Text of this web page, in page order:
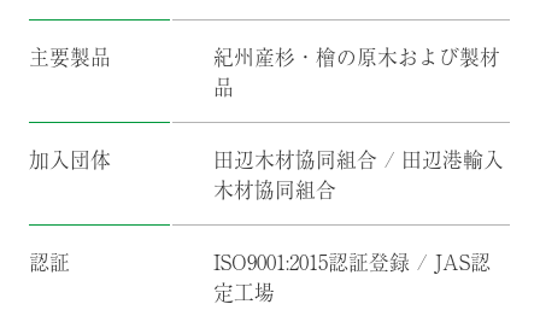
主要製品
紀州産杉・檜の原木および製材
品
加入団体
田辺木材協同組合 / 田辺港輸入
木材協同組合
認証
ISO9001:2015認証登録 / JAS認
定工場